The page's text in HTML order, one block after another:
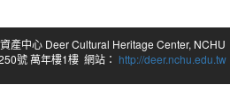
產中心 Deer Cultural Heritage Center, NCHU
號 萬年樓1樓 網站： http://deer.nchu.edu.tw